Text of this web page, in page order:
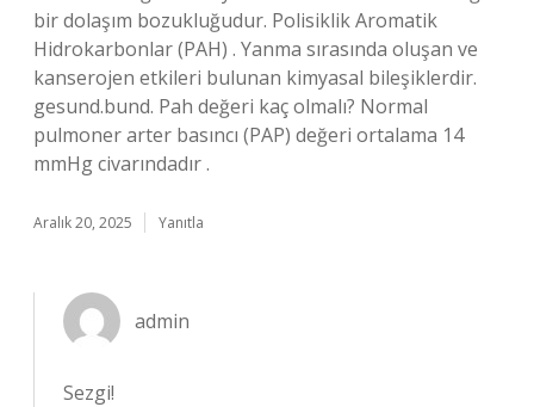
bir dolaşım bozukluğudur. Polisiklik Aromatik
Hidrokarbonlar (PAH) . Yanma sırasında oluşan ve
kanserojen etkileri bulunan kimyasal bileşiklerdir.
gesund.bund. Pah değeri kaç olmalı? Normal
pulmoner arter basıncı (PAP) değeri ortalama 14
mmHg civarındadır .
Aralık 20, 2025 Yanıtla
admin
Sezgi!